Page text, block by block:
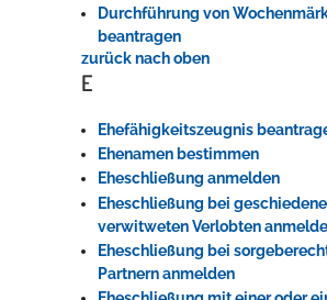
Durchführung von
beantragen
zurück nach oben
E
Ehefähigkeitszeugnis
Ehenamen bestimmen
Eheschließung anmelden
Eheschließung bei
verwitweten Verlobten
Eheschließung bei
Partnern anmelden